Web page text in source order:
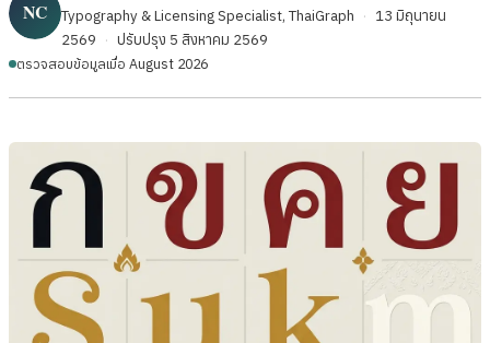
Typography & Licensing Specialist, ThaiGraph · 13 มิถุนายน
2569 · ปรับปรุง 5 สิงหาคม 2569
ตรวจสอบข้อมูลเมื่อ August 2026